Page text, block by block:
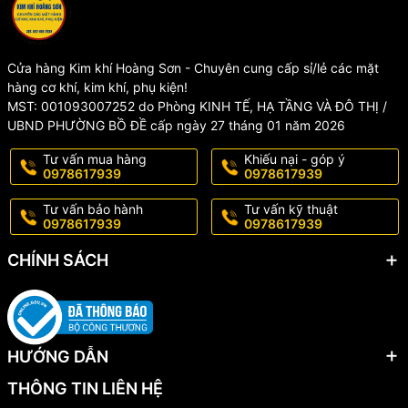
- Shop chỉ cung cấp sản phẩm chất lượng, 100% giống mô tả,
đảm bảo mang đến cho khách hàng trải nghiệm tốt nhất về sản
phẩm và dịch vụ
- Sản phẩm được kiểm tra kĩ càng trước khi gửi đến tay khách
hàng
- Sản phẩm có sẵn, đóng gói cẩn thận, giao hàng nhanh
- Sản phẩm được đổi trả 1-1 miễn phí nếu có lỗi từ nhà sản xuất
trong vòng 3 ngày
- Hotline : 097.861.7939
*LƯU Ý
KHÔNG BẢO HÀNH, ĐỔI TRẢ đối với các trường hợp sản phẩm bị
làm hỏng, hoặc qua thời gian sử dụng lâu dài.
#muikhoankinh #muikhoankinhlotron #muikhoanda
#muikhoandacung #muikhoandahoacuong #muikhoangachmen
#muikhoangachda #muikhoangach #khoankinh #muikhoetkinh
#muikhoan
Cửa hàng Kim khí Hoàng Sơn - Chuyên cung cấp sỉ/lẻ các mặt
hàng cơ khí, kim khí, phụ kiện!
MST: 001093007252 do Phòng KINH TẾ, HẠ TẦNG VÀ ĐÔ THỊ /
UBND PHƯỜNG BỒ ĐỀ cấp ngày 27 tháng 01 năm 2026
Tư vấn mua hàng
0978617939
Khiếu nại - góp ý
0978617939
Tư vấn bảo hành
0978617939
Tư vấn kỹ thuật
0978617939
CHÍNH SÁCH
HƯỚNG DẪN
THÔNG TIN LIÊN HỆ